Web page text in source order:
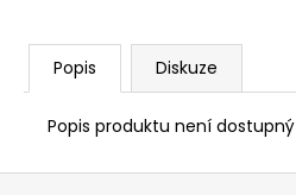
Popis Diskuze
Popis produktu není dostupný
Z